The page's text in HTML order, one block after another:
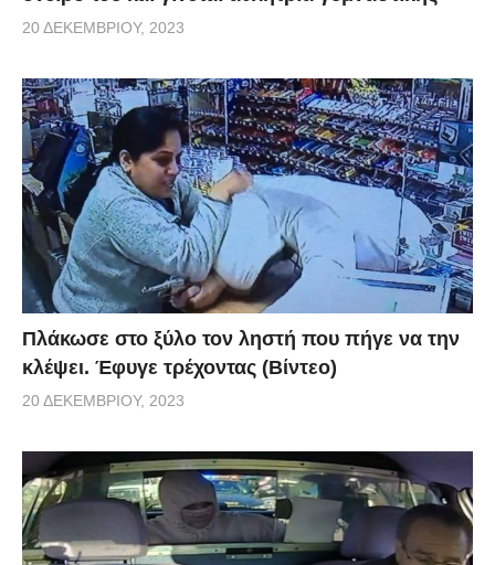
20 ΔΕΚΕΜΒΡΊΟΥ, 2023
Πλάκωσε στο ξύλο τον ληστή που πήγε να την
κλέψει. Έφυγε τρέχοντας (Βίντεο)
20 ΔΕΚΕΜΒΡΊΟΥ, 2023